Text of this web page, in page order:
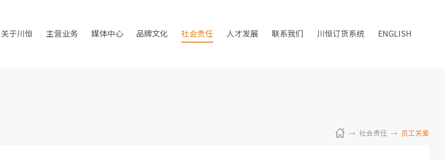
关于川恒 主营业务 媒体中心 品牌文化 社会责任 人才发展 联系我们 川恒订货系统 ENGLISH
社会责任 员工关爱